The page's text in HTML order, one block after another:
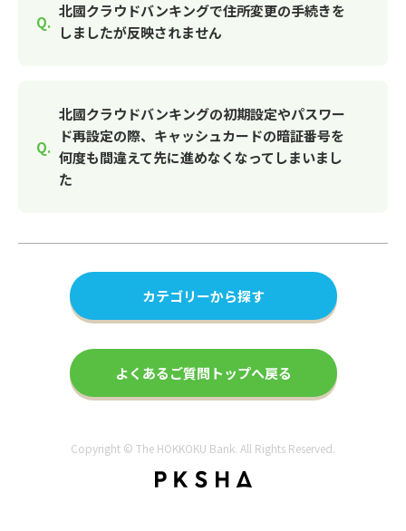
北國クラウドバンキングで住所変更の手続きを
しましたが反映されません
北國クラウドバンキングの初期設定やパスワー
ド再設定の際、キャッシュカードの暗証番号を
何度も間違えて先に進めなくなってしまいまし
た
カテゴリーから探す
よくあるご質問トップへ戻る
Copyright © The HOKKOKU Bank. All Rights Reserved.